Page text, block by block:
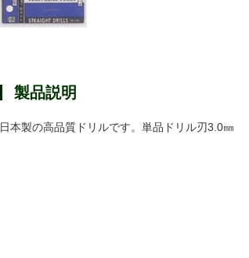
製品説明
日本製の高品質ドリルです。単品ドリル刃3.0㎜